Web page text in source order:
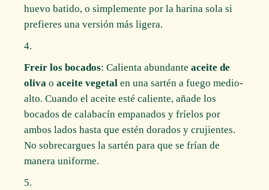
huevo batido, o simplemente por la harina sola si
prefieres una versión más ligera.
Freír los bocados: Calienta abundanteaceite de
oliva oaceite vegetal en una sartén a fuego medio-
alto. Cuando el aceite esté caliente, añade los
bocados de calabacín empanados y fríelos por
ambos lados hasta que estén dorados y crujientes.
No sobrecargues la sartén para que se frían de
manera uniforme.